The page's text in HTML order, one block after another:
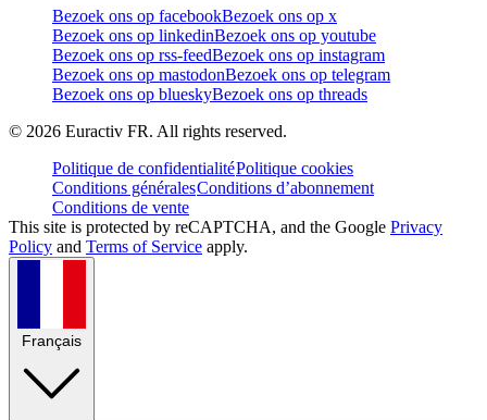
Bezoek ons op facebookBezoek ons op x
Bezoek ons op linkedinBezoek ons op youtube
Bezoek ons op rss-feedBezoek ons op instagram
Bezoek ons op mastodonBezoek ons op telegram
Bezoek ons op blueskyBezoek ons op threads
© 2026 Euractiv FR. All rights reserved.
Politique de confidentialitéPolitique cookies
Conditions généralesConditions d’abonnement
Conditions de vente
This site is protected by reCAPTCHA, and the Google Privacy
Policy and Terms of Service apply.
Français